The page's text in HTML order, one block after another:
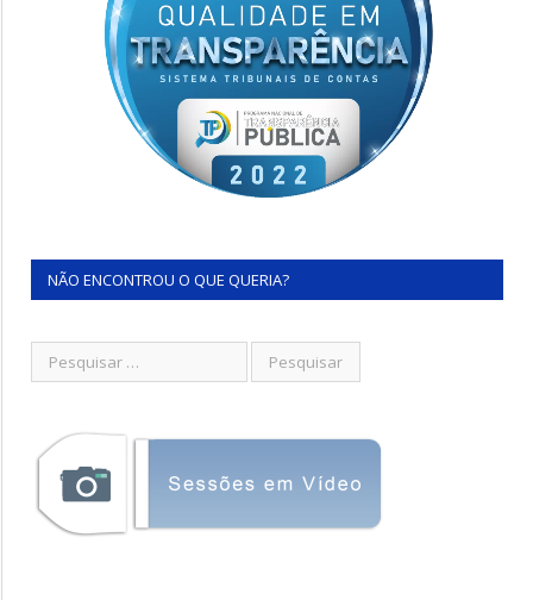
NÃO ENCONTROU O QUE QUERIA?